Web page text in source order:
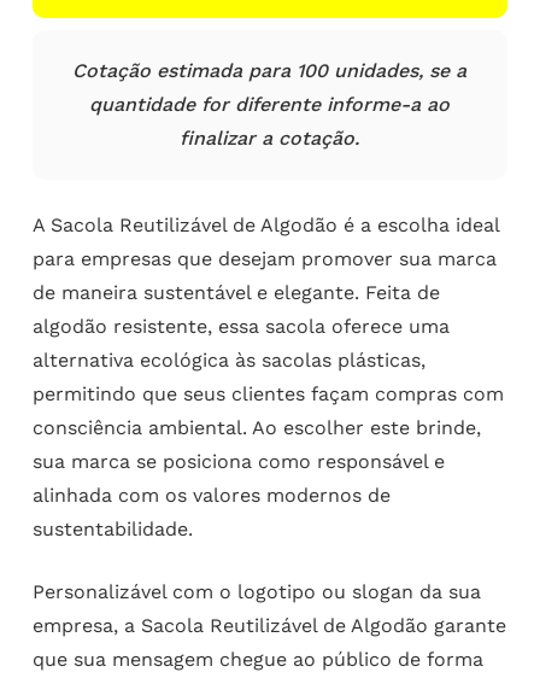
Cotação estimada para 100 unidades, se a
quantidade for diferente informe-a ao
finalizar a cotação.
A Sacola Reutilizável de Algodão é a escolha ideal
para empresas que desejam promover sua marca
de maneira sustentável e elegante. Feita de
algodão resistente, essa sacola oferece uma
alternativa ecológica às sacolas plásticas,
permitindo que seus clientes façam compras com
consciência ambiental. Ao escolher este brinde,
sua marca se posiciona como responsável e
alinhada com os valores modernos de
sustentabilidade.
Personalizável com o logotipo ou slogan da sua
empresa, a Sacola Reutilizável de Algodão garante
que sua mensagem chegue ao público de forma